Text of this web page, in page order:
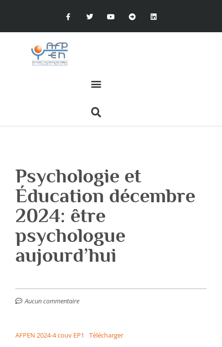
Psychologie et
Éducation décembre
2024: être
psychologue
aujourd’hui
Aucun commentaire
AFPEN 2024-4 couv EP1 Télécharger